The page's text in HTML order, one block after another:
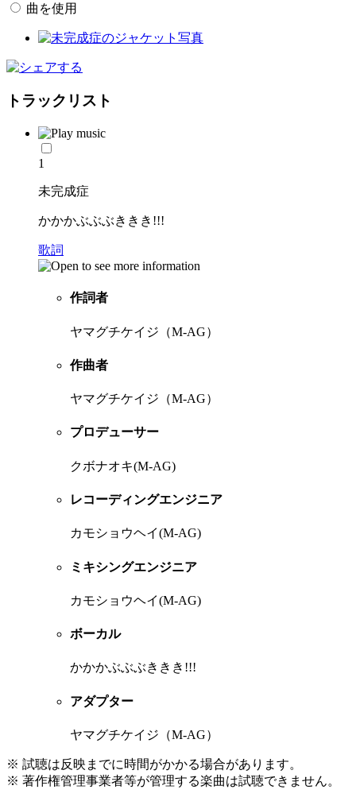
曲を使用
トラックリスト
1
未完成症
かかかぶぶぶききき!!!
歌詞
作詞者
ヤマグチケイジ（M-AG）
作曲者
ヤマグチケイジ（M-AG）
プロデューサー
クボナオキ(M-AG)
レコーディングエンジニア
カモショウヘイ(M-AG)
ミキシングエンジニア
カモショウヘイ(M-AG)
ボーカル
かかかぶぶぶききき!!!
アダプター
ヤマグチケイジ（M-AG）
※ 試聴は反映までに時間がかかる場合があります。
※ 著作権管理事業者等が管理する楽曲は試聴できません。